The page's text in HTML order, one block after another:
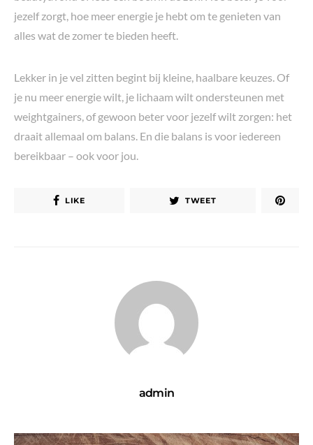
jezelf zorgt, hoe meer energie je hebt om te genieten van
alles wat de zomer te bieden heeft.
Lekker in je vel zitten begint bij kleine, haalbare keuzes. Of
je nu meer energie wilt, je lichaam wilt ondersteunen met
weightgainers, of gewoon beter voor jezelf wilt zorgen: het
draait allemaal om balans. En die balans is voor iedereen
bereikbaar – ook voor jou.
LIKE TWEET
admin